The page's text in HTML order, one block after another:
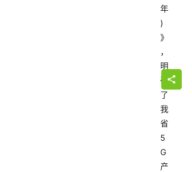
年
)
》
，
明
确
了
我
省
5
G
产